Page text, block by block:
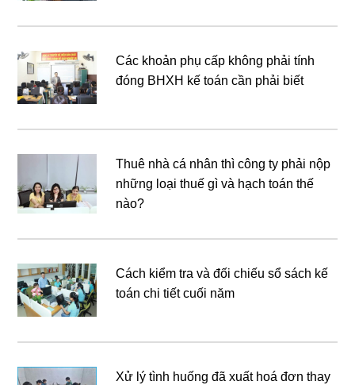
Các khoản phụ cấp không phải tính
đóng BHXH kế toán cần phải biết
Thuê nhà cá nhân thì công ty phải nộp
những loại thuế gì và hạch toán thế
nào?
Cách kiểm tra và đối chiếu sổ sách kế
toán chi tiết cuối năm
Xử lý tình huống đã xuất hoá đơn thay